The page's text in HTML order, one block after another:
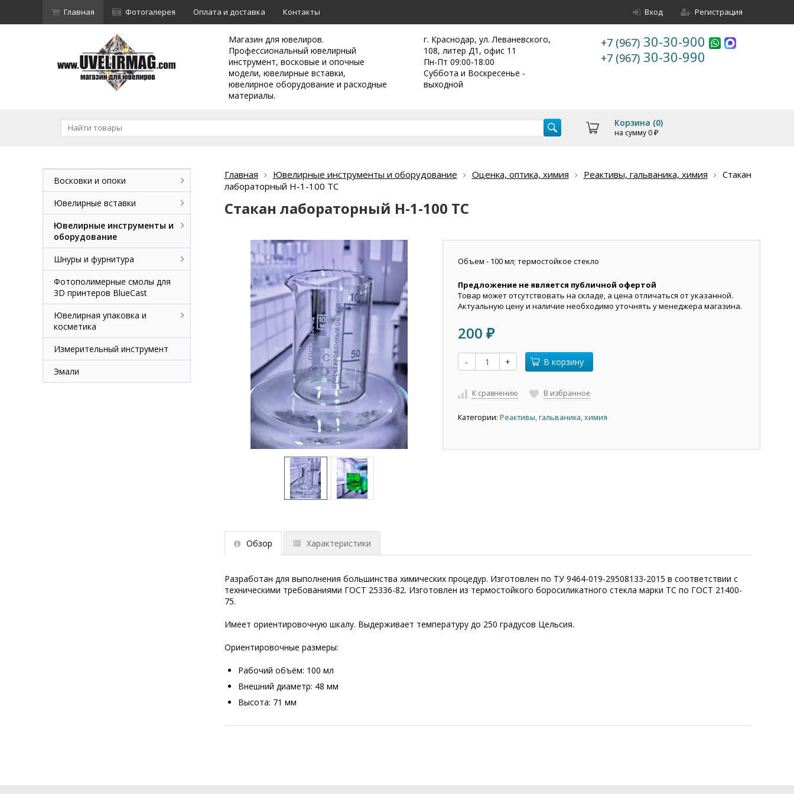
Главная Фотогалерея Оплата и доставка Контакты Вход Регистрация
Магазин для ювелиров.
Профессиональный ювелирный
инструмент, восковые и опочные
модели, ювелирные вставки,
ювелирное оборудование и расходные
материалы.
г. Краснодар, ул. Леваневского,
108, литер Д1, офис 11
Пн-Пт 09:00-18:00
Суббота и Воскресенье -
выходной
+7 (967) 30-30-900
+7 (967) 30-30-990
Корзина (0)
на сумму 0 ₽
Главная Ювелирные инструменты и оборудование Оценка, оптика, химия Реактивы, гальваника, химия
Стакан
лабораторный Н-1-100 ТС
Стакан лабораторный Н-1-100 ТС
Объем - 100 мл; термостойкое стекло
Предложение не является публичной офертой
Товар может отсутствовать на складе, а цена отличаться от указанной.
Актуальную цену и наличие необходимо уточнять у менеджера магазина.
200 ₽
- + В корзину
К сравнению В избранное
Категории: Реактивы, гальваника, химия
Обзор Характеристики
Разработан для выполнения большинства химических процедур. Изготовлен по ТУ 9464-019-29508133-2015 в соответствии с
техническими требованиями ГОСТ 25336-82. Изготовлен из термостойкого боросиликатного стекла марки ТС по ГОСТ 21400-
75.
Имеет ориентировочную шкалу. Выдерживает температуру до 250 градусов Цельсия.
Ориентировочные размеры:
Рабочий объём: 100 мл
Внешний диаметр: 48 мм
Высота: 71 мм
Восковки и опоки
Ювелирные вставки
Ювелирные инструменты и
оборудование
Шнуры и фурнитура
Фотополимерные смолы для
3D принтеров BlueCast
Ювелирная упаковка и
косметика
Измерительный инструмент
Эмали